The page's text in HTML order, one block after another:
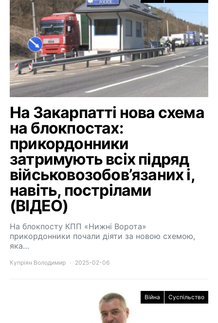
На Закарпатті нова схема
на блокпостах:
прикордонники
затримують всіх підряд
військовозобов’язаних і,
навіть, пострілами
(ВІДЕО)
На блокпосту КПП «Нижні Ворота»
прикордонники почали діяти за новою схемою,
яка…
Купріян Володимир 2025-02-06
Війна Суспільство